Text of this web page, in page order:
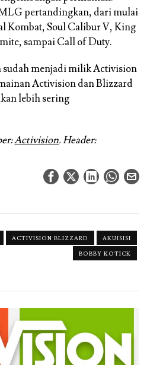
pertandingkan, dari mulai
Kombat, Soul Calibur V, King
sampai Call of Duty.
sudah menjadi milik Activision
Activision dan Blizzard
lebih sering
Activision. Header:
ACTIVISION BLIZZARD
AKUISISI
BOBBY KOTICK